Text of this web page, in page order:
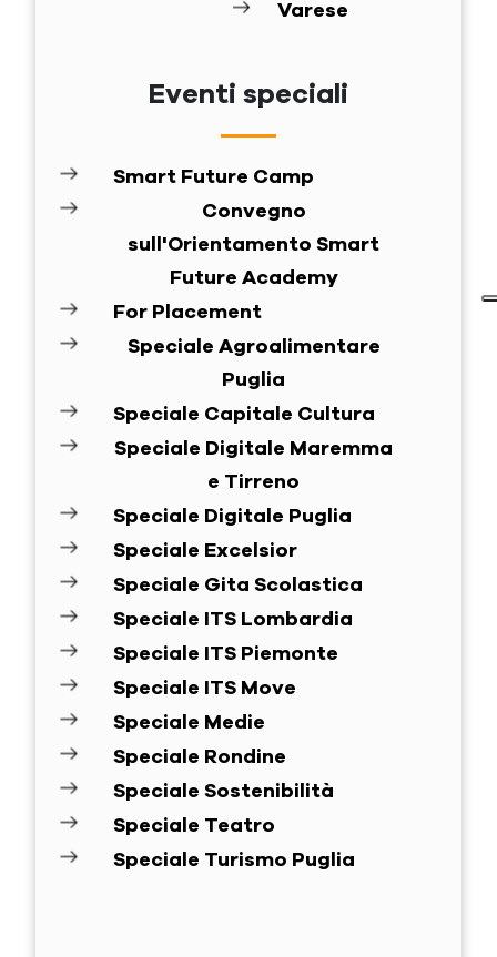
Varese
Eventi speciali
Smart Future Camp
Convegno
sull'Orientamento Smart
Future Academy
For Placement
Speciale Agroalimentare
Puglia
Speciale Capitale Cultura
Speciale Digitale Maremma
e Tirreno
Speciale Digitale Puglia
Speciale Excelsior
Speciale Gita Scolastica
Speciale ITS Lombardia
Speciale ITS Piemonte
Speciale ITS Move
Speciale Medie
Speciale Rondine
Speciale Sostenibilità
Speciale Teatro
Speciale Turismo Puglia